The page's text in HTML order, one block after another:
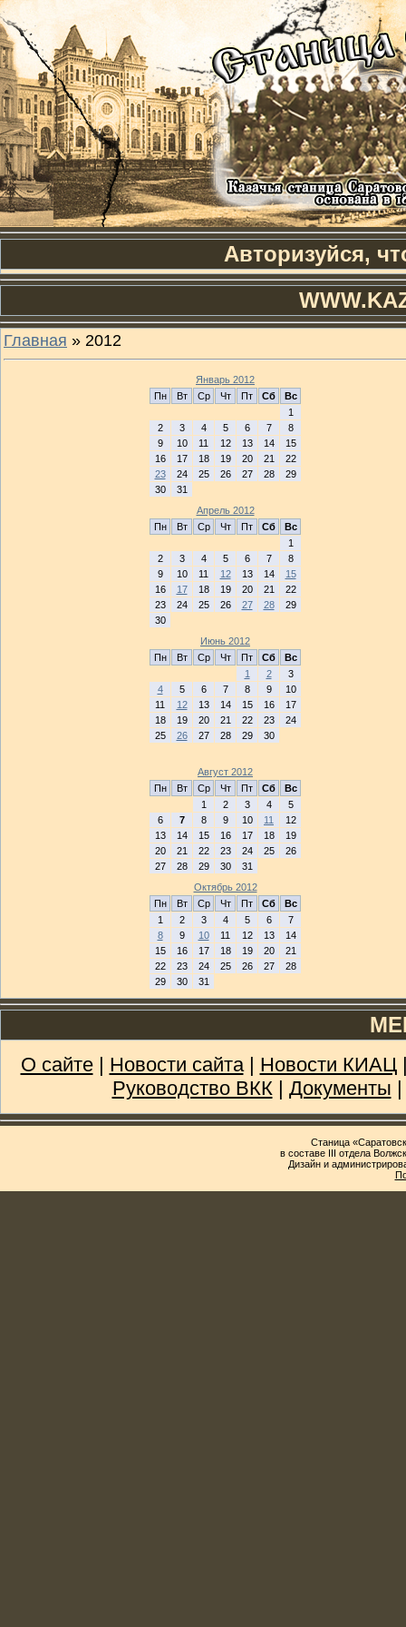
Авторизуйся,
Главная » 2012
Январь 2012
Пн
Вт Ср Чт Пт Сб
Вс
1
2
3 4 5 6 7
8
9
10 11 12 13 14
15
16
17 18 19 20 21
22
23
24 25 26 27 28
29
30
31
Апрель 2012
Пн
Вт Ср Чт Пт Сб
Вс
1
2
3 4 5 6 7
8
9
10 11 12 13 14
15
16
17 18 19 20 21
22
23
24 25 26 27 28
29
30
Июнь 2012
Пн
Вт Ср Чт Пт Сб
Вс
1
2
3
4
5 6 7 8 9
10
11
12 13 14 15 16
17
18
19 20 21 22 23
24
25
26 27 28 29 30
Август 2012
Пн
Вт Ср Чт Пт Сб
Вс
1
2 3 4
5
6
7 8 9 10 11
12
13
14 15 16 17 18
19
20
21 22 23 24 25
26
27
28 29 30
31
Октябрь 2012
Пн
Вт Ср Чт Пт Сб
Вс
1
2 3 4 5 6
7
8
9 10 11 12 13
14
15
16 17 18 19 20
21
22
23 24 25 26 27
28
29
30 31
О сайте| Новости сайта| Новости КИАЦ
Руководство ВКК| Документы
Станица
в составе III отдела
Дизайн и